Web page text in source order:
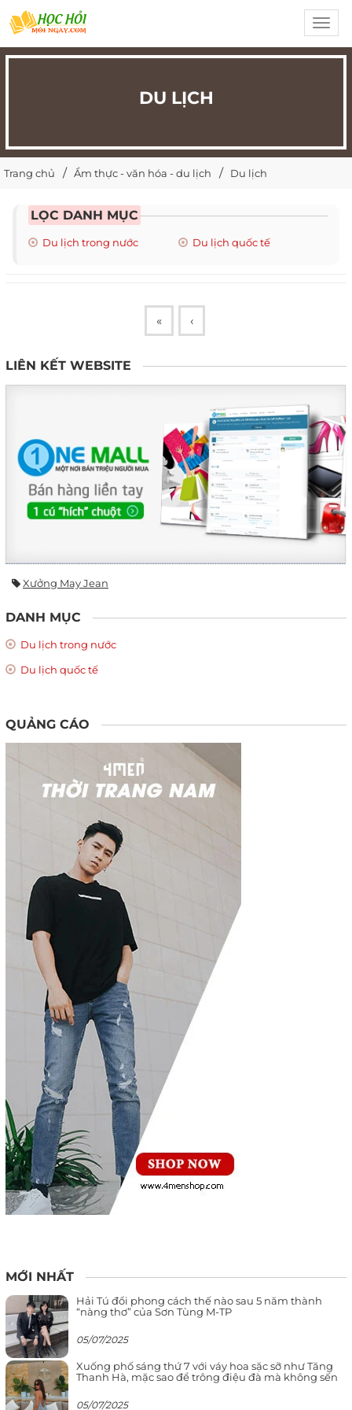
DU LỊCH
Trang chủ Ẩm thực - văn hóa - du lịch Du lịch
LỌC DANH MỤC
Du lịch trong nước Du lịch quốc tế
« ‹
LIÊN KẾT WEBSITE
Xưởng May Jean
DANH MỤC
Du lịch trong nước
Du lịch quốc tế
QUẢNG CÁO
MỚI NHẤT
Hải Tú đổi phong cách thế nào sau 5 năm thành
“nàng thơ” của Sơn Tùng M-TP
05/07/2025
Xuống phố sáng thứ 7 với váy hoa sặc sỡ như Tăng
Thanh Hà, mặc sao để trông điệu đà mà không sến
05/07/2025